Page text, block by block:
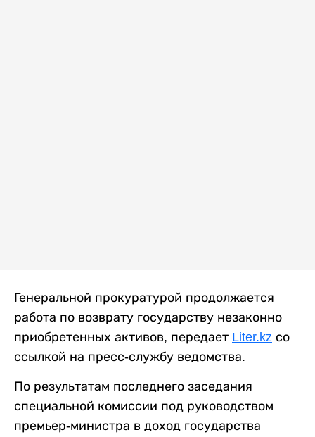
Генеральной прокуратурой продолжается
работа по возврату государству незаконно
приобретенных активов, передает Liter.kz со
ссылкой на пресс-службу ведомства.
По результатам последнего заседания
специальной комиссии под руководством
премьер-министра в доход государства